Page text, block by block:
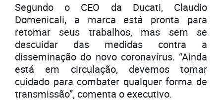
Segundo o CEO da Ducati, Claudio
Domenicali, a marca está pronta para
retomar seus trabalhos, mas sem se
descuidar das medidas contra a
disseminação do novo coronavírus. “Ainda
está em circulação, devemos tomar
cuidado para combater qualquer forma de
transmissão”, comenta o executivo.